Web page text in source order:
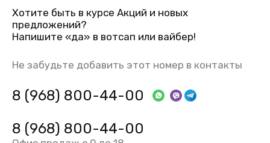
Хотите быть в курсе Акций и новых
предложений?
Напишите «да» в вотсап или вайбер!
Не забудьте добавить этот номер в контакты
8 (968) 800-44-00
8 (968) 800-44-00